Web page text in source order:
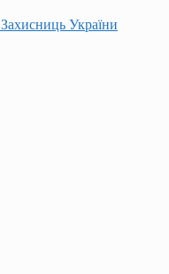
України